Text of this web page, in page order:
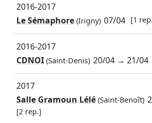
2016-2017
Le Sémaphore(Irigny) 07/04 [1
2016-2017
CDNOI(Saint-Denis) 20/04 →21/04
2017
Salle Gramoun Lélé(Saint-Benoît)
[2 rep.]